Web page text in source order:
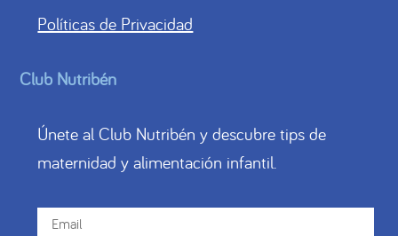
Políticas de Privacidad
Club Nutribén
Únete al Club Nutribén y descubre tips de
maternidad y alimentación infantil.